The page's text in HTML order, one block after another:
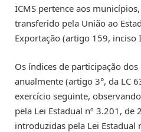
ICMS pertence aos
transferido pela União ao
Exportação (artigo 159, inciso
Os índices de participação
anualmente (artigo 3°, da LC
exercício seguinte,
pela Lei Estadual nº 3.201,
introduzidas pela Lei Estadual